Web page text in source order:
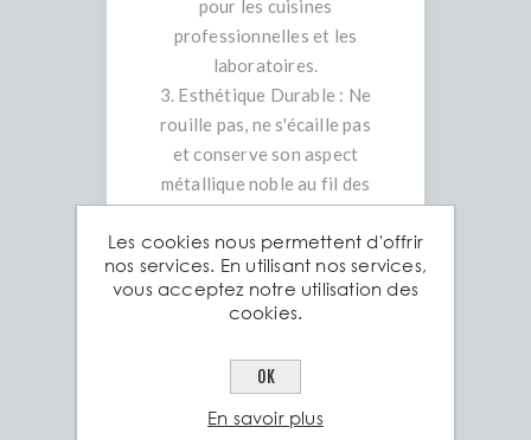
pour les cuisines
professionnelles et les
laboratoires.
3. Esthétique Durable : Ne
rouille pas, ne s'écaille pas
et conserve son aspect
métallique noble au fil des
années.
4. Service Sur-Mesure :
Chez Aciers Grosjean, nous
découpons vos barres
de vos besoins pour limiter
vos chutes.
Les cookies nous permettent d'offrir
nos services. En utilisant nos services,
vous acceptez notre utilisation des
cookies.
OK
En savoir plus